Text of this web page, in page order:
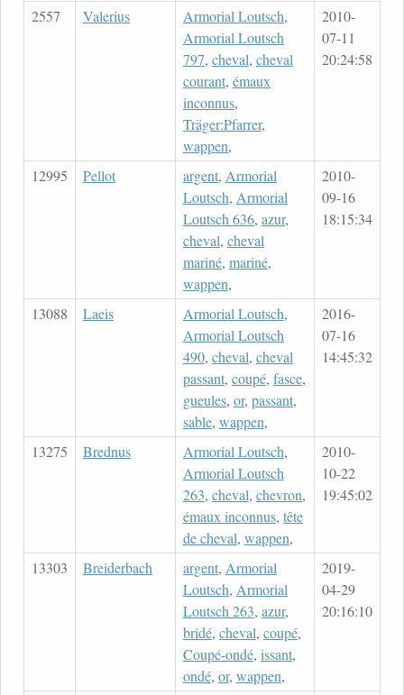
2557
Valerius Armorial Loutsch,
Armorial Loutsch
797, cheval, cheval
courant, émaux
inconnus,
Träger:Pfarrer,
wappen,
2010-
07-11
20:24:58
12995 Pellot argent, Armorial
Loutsch, Armorial
Loutsch 636, azur,
cheval, cheval
mariné, mariné,
wappen,
2010-
09-16
18:15:34
13088 Laeis Armorial Loutsch,
Armorial Loutsch
490, cheval, cheval
passant, coupé, fasce,
gueules, or, passant,
sable, wappen,
2016-
07-16
14:45:32
13275 Brednus Armorial Loutsch,
Armorial Loutsch
263, cheval, chevron,
émaux inconnus, tête
de cheval, wappen,
2010-
10-22
19:45:02
13303 Breiderbach argent, Armorial
Loutsch, Armorial
Loutsch 263, azur,
bridé, cheval, coupé,
Coupé-ondé, issant,
ondé, or, wappen,
2019-
04-29
20:16:10